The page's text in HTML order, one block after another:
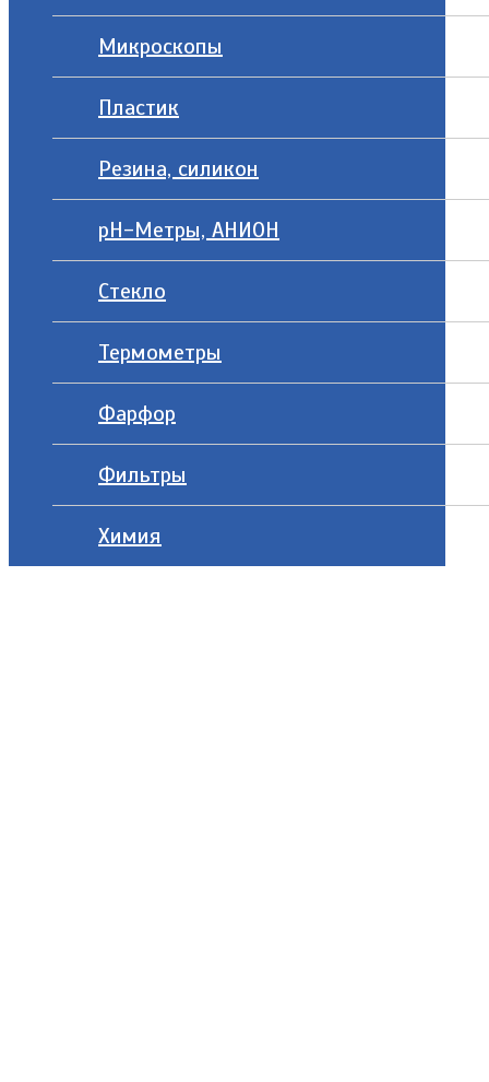
Микроскопы
Пластик
Резина, силикон
рН-Метры, АНИОН
Стекло
Термометры
Фарфор
Фильтры
Химия